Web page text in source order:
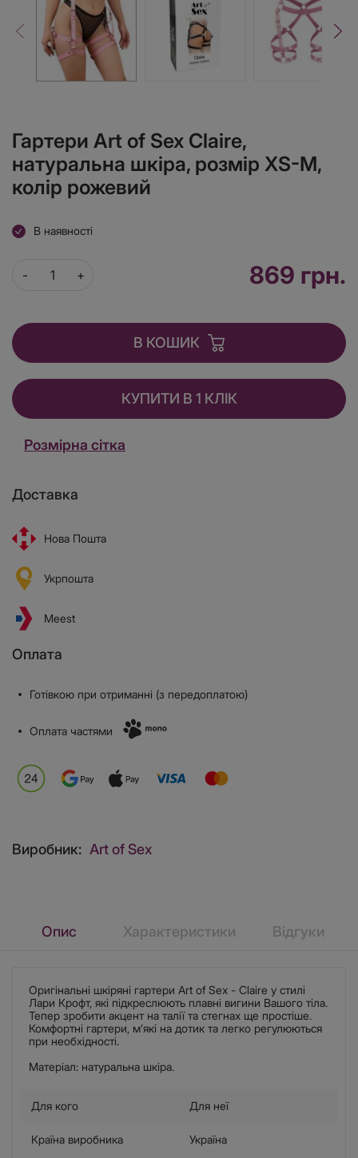
Гартери Art of Sex Claire,
натуральна шкіра, розмір XS-M,
колір рожевий
В наявності
869 грн.
В КОШИК
КУПИТИ В 1 КЛІК
Розмірна сітка
Доставка
Нова Пошта
Укрпошта
Meest
Оплата
Готівкою при отриманні (з передоплатою)
Оплата частями
Виробник: Art of Sex
Опис Характеристики Відгуки
Оригінальні шкіряні гартери Art of Sex - Claire у стилі
Лари Крофт, які підкреслюють плавні вигини Вашого тіла.
Тепер зробити акцент на талії та стегнах ще простіше.
Комфортні гартери, м’які на дотик та легко регулюються
при необхідності.
Матеріал: натуральна шкіра.
Для кого Для неї
Країна виробника Україна